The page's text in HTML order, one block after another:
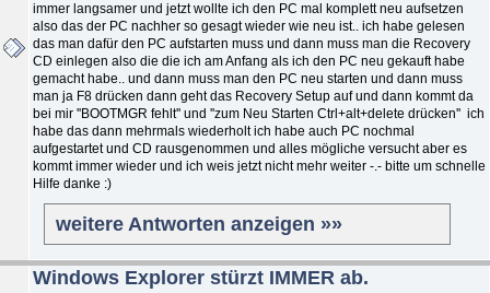
immer langsamer und jetzt wollte ich den PC mal komplett neu aufsetzen
also das der PC nachher so gesagt wieder wie neu ist.. ich habe gelesen
das man dafür den PC aufstarten muss und dann muss man die Recovery
CD einlegen also die die ich am Anfang als ich den PC neu gekauft habe
gemacht habe.. und dann muss man den PC neu starten und dann muss
man ja F8 drücken dann geht das Recovery Setup auf und dann kommt da
bei mir ''BOOTMGR fehlt'' und ''zum Neu Starten Ctrl+alt+delete drücken'' ich
habe das dann mehrmals wiederholt ich habe auch PC nochmal
aufgestartet und CD rausgenommen und alles mögliche versucht aber es
kommt immer wieder und ich weis jetzt nicht mehr weiter -.- bitte um schnelle
Hilfe danke :)
weitere Antworten anzeigen »»
Windows Explorer stürzt IMMER ab.